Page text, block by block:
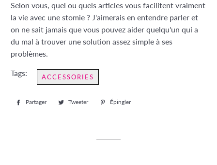
Selon vous, quel ou quels articles vous facilitent vraiment
la vie avec une stomie ? J'aimerais en entendre parler et
on ne sait jamais que vous pouvez aider quelqu'un qui a
du mal à trouver une solution assez simple à ses
problèmes.
Tags: ACCESSORIES
Partager
PartagerTweeter
TweeterÉpingler